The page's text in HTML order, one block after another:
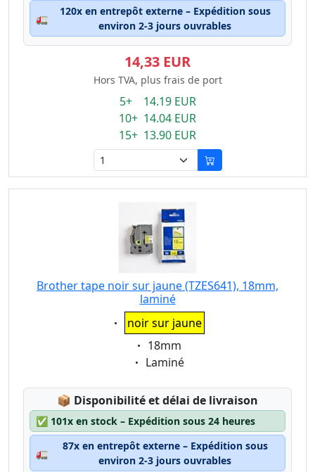
🚛
120x en entrepôt externe – Expédition sous
environ 2-3 jours ouvrables
14,33 EUR
Hors TVA, plus frais de port
5+ 14.19 EUR
10+ 14.04 EUR
15+ 13.90 EUR
Brother tape noir sur jaune (TZES641), 18mm,
laminé
Eigenschaft:
noir sur jaune
Eigenschaft:
18mm
Eigenschaft:
Laminé
📦 Lagerstatus:
Disponibilité et délai de livraison
✅ 101x en stock – Expédition sous 24 heures
🚛
87x en entrepôt externe – Expédition sous
environ 2-3 jours ouvrables